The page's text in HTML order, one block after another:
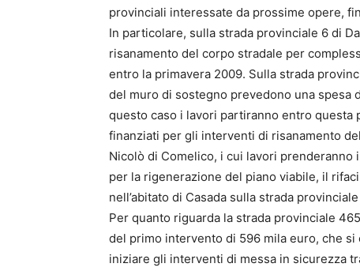
provinciali interessate da prossime opere,
In particolare, sulla strada provinciale 6 di
risanamento del corpo stradale per
entro la primavera 2009. Sulla strada
del muro di sostegno prevedono una spesa
questo caso i lavori partiranno entro questa
finanziati per gli interventi di risanamento
Nicolò di Comelico, i cui lavori
per la rigenerazione del piano viabile, il
nell’abitato di Casada sulla strada
Per quanto riguarda la strada provinciale
del primo intervento di 596 mila euro, che
iniziare gli interventi di messa in sicurezza